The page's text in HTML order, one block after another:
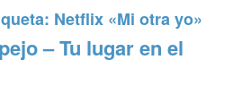
Netflix «Mi otra yo»
– Tu lugar en el